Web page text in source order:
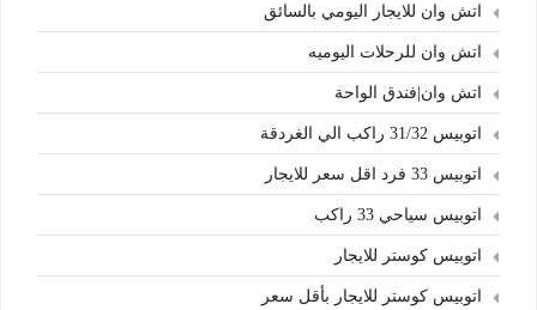
اتش وان للايجار اليومي بالسائق
اتش وان للرحلات اليوميه
اتش وان|فندق الواحة
اتوبيس 31/32 راكب الي الغردقة
اتوبيس 33 فرد اقل سعر للايجار
اتوبيس سياحي 33 راكب
اتوبيس كوستر للايجار
اتوبيس كوستر للايجار بأقل سعر